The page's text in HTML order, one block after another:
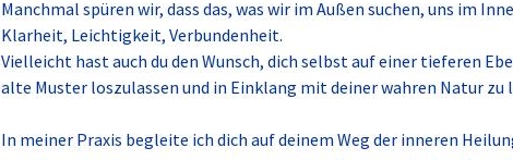
Manchmal spüren wir, dass das, was wir im Außen suchen, uns im
Klarheit, Leichtigkeit, Verbundenheit.
Vielleicht hast auch du den Wunsch, dich selbst auf einer tieferen
alte Muster loszulassen und in Einklang mit deiner wahren Natur zu
In meiner Praxis begleite ich dich auf deinem Weg der inneren